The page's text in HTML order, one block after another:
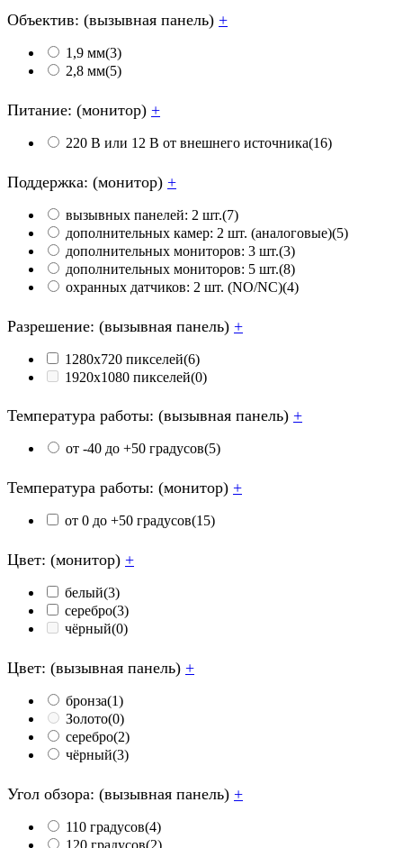
Объектив: (вызывная панель) +
1,9 мм(3)
2,8 мм(5)
Питание: (монитор) +
220 В или 12 В от внешнего источника(16)
Поддержка: (монитор) +
вызывных панелей: 2 шт.(7)
дополнительных камер: 2 шт. (аналоговые)(5)
дополнительных мониторов: 3 шт.(3)
дополнительных мониторов: 5 шт.(8)
охранных датчиков: 2 шт. (NO/NC)(4)
Разрешение: (вызывная панель) +
1280х720 пикселей(6)
1920х1080 пикселей(0)
Температура работы: (вызывная панель) +
от -40 до +50 градусов(5)
Температура работы: (монитор) +
от 0 до +50 градусов(15)
Цвет: (монитор) +
белый(3)
серебро(3)
чёрный(0)
Цвет: (вызывная панель) +
бронза(1)
Золото(0)
серебро(2)
чёрный(3)
Угол обзора: (вызывная панель) +
110 градусов(4)